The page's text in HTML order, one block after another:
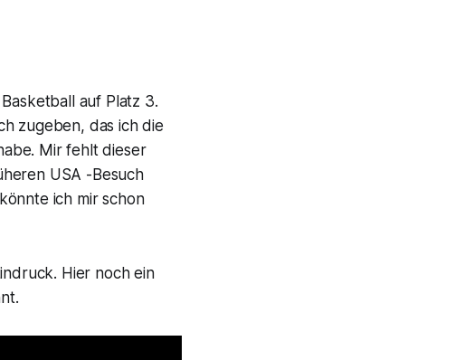
auf Platz 3.
zugeben, das ich die
Mir fehlt dieser
USA -Besuch
ich mir schon
Hier noch ein